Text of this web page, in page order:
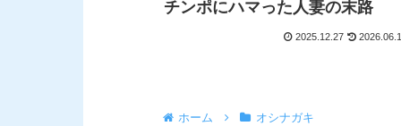
チンポにハマった人妻の末路
2025.12.27
ホーム オシナガキ